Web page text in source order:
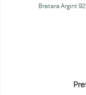
Bratara Argint